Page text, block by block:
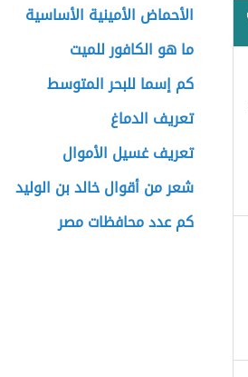
الأحماض الأمينية الأساسية
ما هو الكافور للميت
كم إسما للبحر المتوسط
تعريف الدماغ
تعريف غسيل الأموال
شعر من أقوال خالد بن الوليد
كم عدد محافظات مصر